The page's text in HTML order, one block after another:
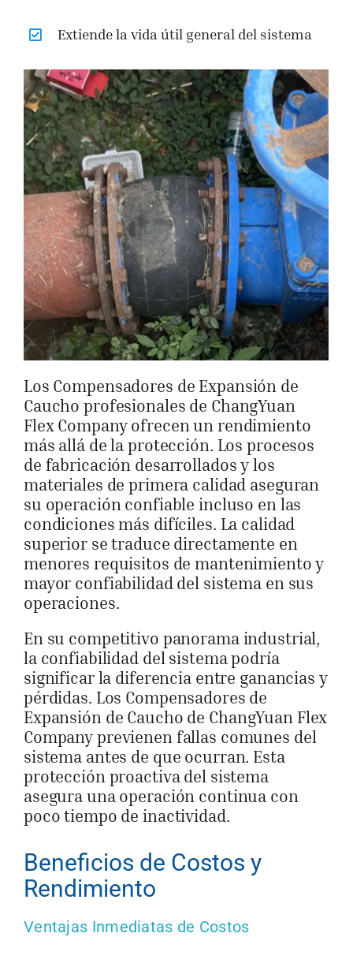
Extiende la vida útil general del sistema
Los Compensadores de Expansión de
Caucho profesionales de ChangYuan
Flex Company ofrecen un rendimiento
más allá de la protección. Los procesos
de fabricación desarrollados y los
materiales de primera calidad aseguran
su operación confiable incluso en las
condiciones más difíciles. La calidad
superior se traduce directamente en
menores requisitos de mantenimiento y
mayor confiabilidad del sistema en sus
operaciones.
En su competitivo panorama industrial,
la confiabilidad del sistema podría
significar la diferencia entre ganancias y
pérdidas. Los Compensadores de
Expansión de Caucho de ChangYuan Flex
Company previenen fallas comunes del
sistema antes de que ocurran. Esta
protección proactiva del sistema
asegura una operación continua con
poco tiempo de inactividad.
Beneficios de Costos y
Rendimiento
Ventajas Inmediatas de Costos